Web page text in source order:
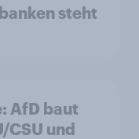
steht
AfD baut